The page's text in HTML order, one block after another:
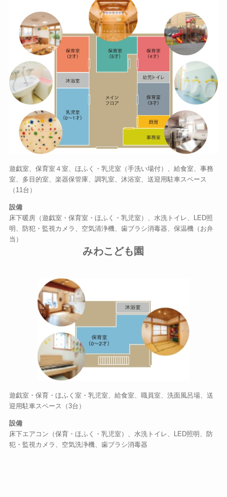
遊戯室、保育室４室、ほふく・乳児室（手洗い場付）、給食室、事務
室、多目的室、楽器保管庫、調乳室、沐浴室、送迎用駐車スペース
（11台）
設備
床下暖房（遊戯室・保育室・ほふく・乳児室）、水洗トイレ、LED照
明、防犯・監視カメラ、空気清浄機、歯ブラシ消毒器、保温機（お弁
当）
みわこども園
遊戯室・保育・ほふく室・乳児室、給食室、職員室、洗面風呂場、送
迎用駐車スペース（3台）
設備
床下エアコン（保育・ほふく・乳児室）、水洗トイレ、LED照明、防
犯・監視カメラ、空気洗浄機、歯ブラシ消毒器